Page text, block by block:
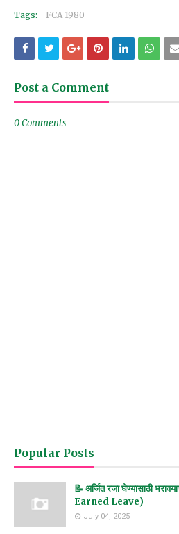
Tags: FCA 1980
Post a Comment
0 Comments
Popular Posts
📝 अर्जित रजा घेण्यासाठी
Earned Leave)
July 04, 2025